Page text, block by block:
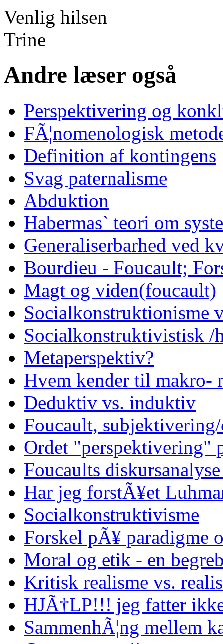
Venlig hilsen
Trine
Andre læser også
Perspektivering og
FÃ¦nomenologisk
Definition af kontingens
Svag paternalisme
Abduktion
Habermas` teori om
Generaliserbarhed ved
Bourdieu - Foucault;
Magt og viden(foucault)
Socialkonstruktionisme
Socialkonstruktivistisk /
Metaperspektiv?
Hvem kender til makro-
Deduktiv vs. induktiv
Foucault,
Ordet "perspektivering"
Foucaults
Har jeg forstÃ¥et
Socialkonstruktivisme
Forskel pÃ¥ paradigme
Moral og etik - en
Kritisk realisme vs.
HJÃ†LP!!! jeg fatter
SammenhÃ¦ng mellem